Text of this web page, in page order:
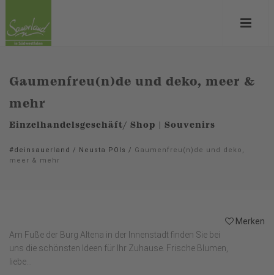
Gaumenfreu(n)de und deko, meer &
mehr
Einzelhandelsgeschäft/ Shop | Souvenirs
#deinsauerland / Neusta POIs / Gaumenfreu(n)de und deko,
meer & mehr
Merken
Am Fuße der Burg Altena in der Innenstadt finden Sie bei
uns die schönsten Ideen für Ihr Zuhause. Frische Blumen,
liebe...